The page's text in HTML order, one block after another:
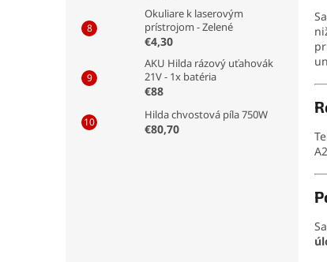
Okuliare k laserovým
prístrojom - Zelené
€4,30
AKU Hilda rázový uťahovák
21V - 1x batéria
€88
Hilda chvostová píla 750W
€80,70